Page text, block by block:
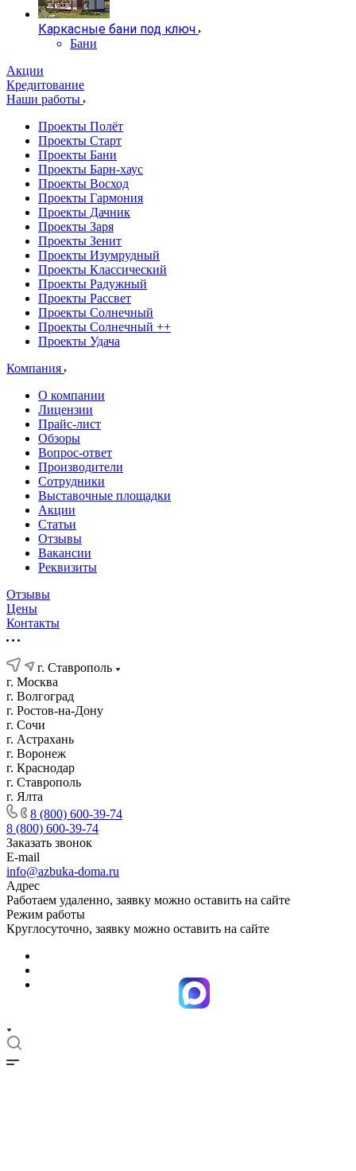
Каркасные бани под ключ
Бани
Акции
Кредитование
Наши работы
Проекты Полёт
Проекты Старт
Проекты Бани
Проекты Барн-хаус
Проекты Восход
Проекты Гармония
Проекты Дачник
Проекты Заря
Проекты Зенит
Проекты Изумрудный
Проекты Классический
Проекты Радужный
Проекты Рассвет
Проекты Солнечный
Проекты Солнечный ++
Проекты Удача
Компания
О компании
Лицензии
Прайс-лист
Обзоры
Вопрос-ответ
Производители
Сотрудники
Выставочные площадки
Акции
Статьи
Отзывы
Вакансии
Реквизиты
Отзывы
Цены
Контакты
г. Ставрополь
г. Москва
г. Волгоград
г. Ростов-на-Дону
г. Сочи
г. Астрахань
г. Воронеж
г. Краснодар
г. Ставрополь
г. Ялта
8 (800) 600-39-74
8 (800) 600-39-74
Заказать звонок
E-mail
info@azbuka-doma.ru
Адрес
Работаем удаленно, заявку можно оставить на сайте
Режим работы
Круглосуточно, заявку можно оставить на сайте